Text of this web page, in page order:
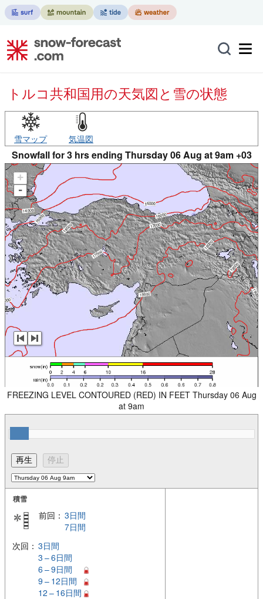
トルコ共和国用の天気図と雪の状態
雪マップ 気温図
Snowfall for 3 hrs ending Thursday 06 Aug at 9am +03
+
-
FREEZING LEVEL CONTOURED (RED) IN FEET Thursday 06 Aug
at 9am
積雪
前回： 3日間
7日間
次回： 3日間
3 – 6日間
6 – 9日間
9 – 12日間
12 – 16日間